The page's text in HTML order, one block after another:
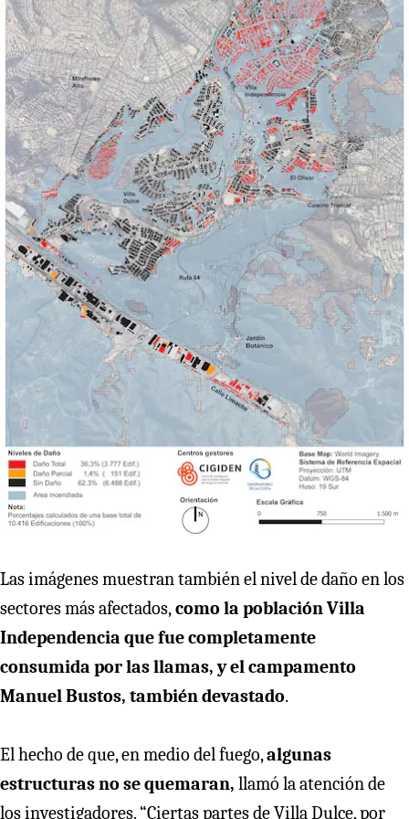
Las imágenes muestran también el nivel de daño en los
sectores más afectados,como la población Villa
Independencia que fue completamente
consumida por las llamas, y el campamento
Manuel Bustos, también devastado.
El hecho de que, en medio del fuego,algunas
estructuras no se quemaran, llamó la atención de
los investigadores. “Ciertas partes de Villa Dulce, por